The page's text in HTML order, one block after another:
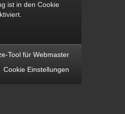
ist in den Cookie
Tool für Webmaster
Cookie Einstellungen